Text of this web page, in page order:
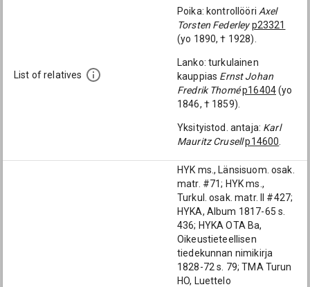
List of relatives
Poika: kontrollööri Axel
Torsten Federley p23321
(yo 1890, † 1928).
Lanko: turkulainen
kauppias Ernst Johan
Fredrik Thomép16404(yo
1846, † 1859).
Yksityistod. antaja: Karl
Mauritz Crusellp14600
HYK ms., Länsisuom. osak.
matr. #71; HYK ms.,
Turkul. osak. matr. II #427;
HYKA, Album 1817-65 s.
436; HYKA OTA Ba,
Oikeustieteellisen
tiedekunnan nimikirja
1828-72 s. 79; TMA Turun
HO, Luettelo